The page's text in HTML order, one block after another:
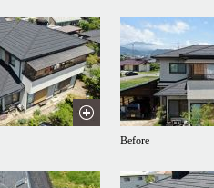
Before